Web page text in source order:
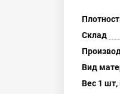
Склад
Вид
Вес 1 шт,